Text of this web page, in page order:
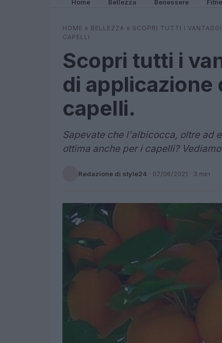
Home Bellezza Benessere
HOME » BELLEZZA » SCOPRI TUTTI I
CAPELLI
Scopri tutti i
di applicazione
capelli.
Sapevate che l'albicocca, oltre ad
ottima anche per i capelli?
Redazione di style24 · 07/06/2021 · 3 min